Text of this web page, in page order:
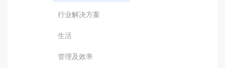
行业解决方案
生活
管理及效率